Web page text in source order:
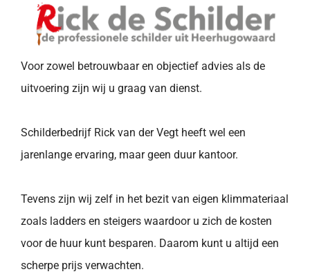
Voor zowel betrouwbaar en objectief advies als de
uitvoering zijn wij u graag van dienst.
Schilderbedrijf Rick van der Vegt heeft wel een
jarenlange ervaring, maar geen duur kantoor.
Tevens zijn wij zelf in het bezit van eigen klimmateriaal
zoals ladders en steigers waardoor u zich de kosten
voor de huur kunt besparen. Daarom kunt u altijd een
scherpe prijs verwachten.